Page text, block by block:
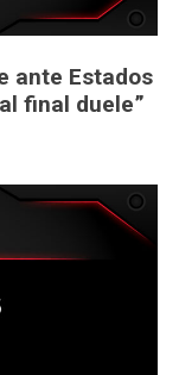
ante Estados
final duele”